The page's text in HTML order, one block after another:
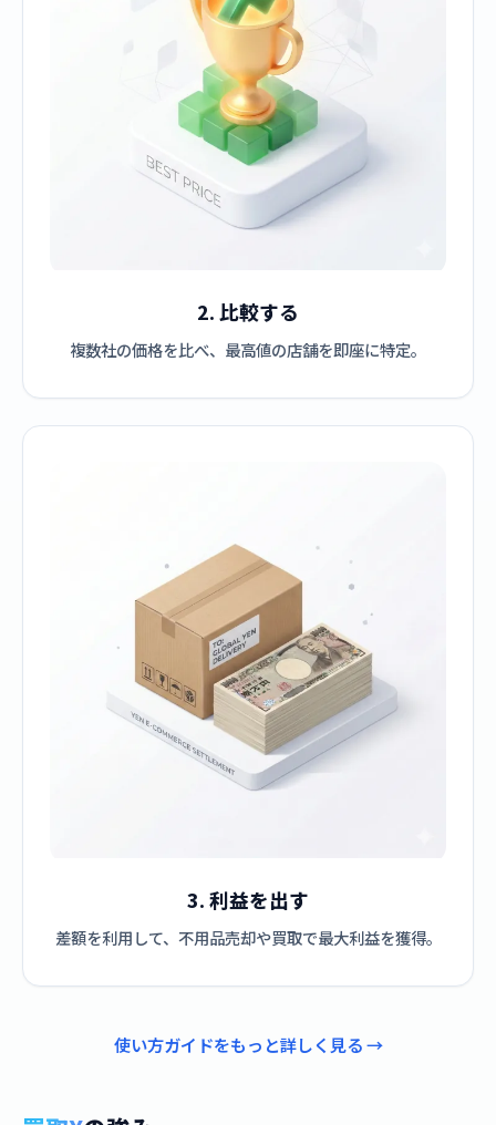
2. 比較する
複数社の価格を比べ、最高値の店舗を即座に特定。
3. 利益を出す
差額を利用して、不用品売却や買取で最大利益を獲得。
使い方ガイドをもっと詳しく見る →